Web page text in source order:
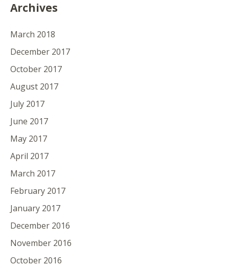
Archives
March 2018
December 2017
October 2017
August 2017
July 2017
June 2017
May 2017
April 2017
March 2017
February 2017
January 2017
December 2016
November 2016
October 2016